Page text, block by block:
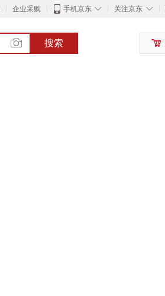
企业采购 ◇
手机京东 ◇
关注京东
搜索